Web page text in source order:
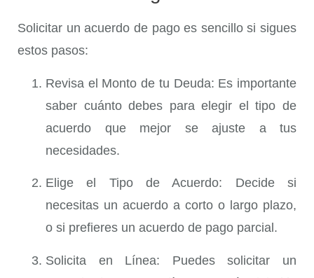
Solicitar un acuerdo de pago es sencillo si sigues
estos pasos:
Revisa el Monto de tu Deuda: Es importante
saber cuánto debes para elegir el tipo de
acuerdo que mejor se ajuste a tus
necesidades.
Elige el Tipo de Acuerdo: Decide si
necesitas un acuerdo a corto o largo plazo,
o si prefieres un acuerdo de pago parcial.
Solicita en Línea: Puedes solicitar un